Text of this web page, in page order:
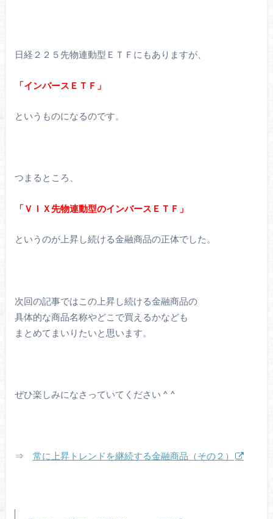
日経２２５先物連動型ＥＴＦにもありますが、
「インバースＥＴＦ」
というものになるのです。
つまるところ、
「ＶＩＸ先物連動型のインバースＥＴＦ」
というのが上昇し続ける金融商品の正体でした。
次回の記事ではこの上昇し続ける金融商品の
具体的な商品名称やどこで買えるかなども
まとめてまいりたいと思います。
ぜひ楽しみになさっていてください ^ ^
⇒ 常に上昇トレンドを継続する金融商品（その２）